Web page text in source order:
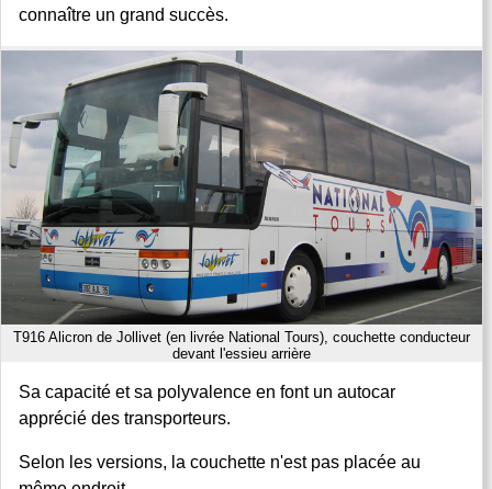
connaître un grand succès.
T916 Alicron de Jollivet (en livrée National Tours), couchette conducteur
devant l'essieu arrière
Sa capacité et sa polyvalence en font un autocar
apprécié des transporteurs.
Selon les versions, la couchette n'est pas placée au